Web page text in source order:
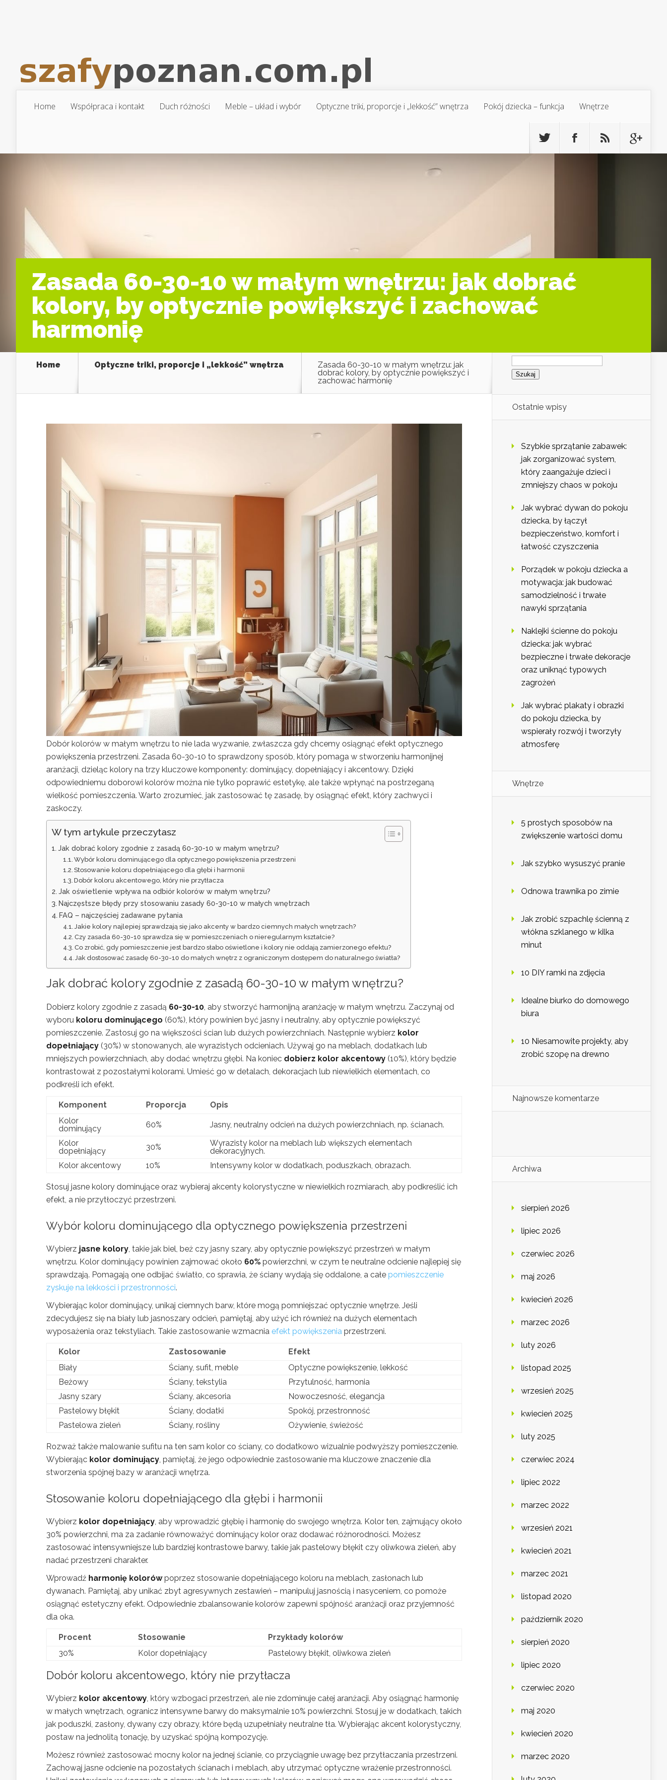
Home Współpraca i kontakt Duch różności Meble – układ i wybór Optyczne triki, proporcje i „lekkość” wnętrza Pokój dziecka – funkcja Wnętrze
Zasada 60-30-10 w małym wnętrzu: jak dobrać
kolory, by optycznie powiększyć i zachować
harmonię
Home Optyczne triki, proporcje i „lekkość” wnętrza
Zasada 60-30-10 w małym wnętrzu: jak
dobrać kolory, by optycznie powiększyć i
zachować harmonię
Dobór kolorów w małym wnętrzu to nie lada wyzwanie, zwłaszcza gdy chcemy osiągnąć efekt optycznego
powiększenia przestrzeni. Zasada 60-30-10 to sprawdzony sposób, który pomaga w stworzeniu harmonijnej
aranżacji, dzieląc kolory na trzy kluczowe komponenty: dominujący, dopełniający i akcentowy. Dzięki
odpowiedniemu doborowi kolorów można nie tylko poprawić estetykę, ale także wpłynąć na postrzeganą
wielkość pomieszczenia. Warto zrozumieć, jak zastosować tę zasadę, by osiągnąć efekt, który zachwyci i
zaskoczy.
W tym artykule przeczytasz
Jak dobrać kolory zgodnie z zasadą 60-30-10 w małym wnętrzu?
Wybór koloru dominującego dla optycznego powiększenia przestrzeni
Stosowanie koloru dopełniającego dla głębi i harmonii
Dobór koloru akcentowego, który nie przytłacza
Jak oświetlenie wpływa na odbiór kolorów w małym wnętrzu?
Najczęstsze błędy przy stosowaniu zasady 60-30-10 w małych wnętrzach
FAQ – najczęściej zadawane pytania
Jakie kolory najlepiej sprawdzają się jako akcenty w bardzo ciemnych małych wnętrzach?
Czy zasada 60-30-10 sprawdza się w pomieszczeniach o nieregularnym kształcie?
Co zrobić, gdy pomieszczenie jest bardzo słabo oświetlone i kolory nie oddają zamierzonego efektu?
Jak dostosować zasadę 60-30-10 do małych wnętrz z ograniczonym dostępem do naturalnego światła?
Jak dobrać kolory zgodnie z zasadą 60-30-10 w małym wnętrzu?
Dobierz kolory zgodnie z zasadą 60-30-10 , aby stworzyć harmonijną aranżację w małym wnętrzu. Zaczynaj od
wyboru koloru dominującego (60%), który powinien być jasny i neutralny, aby optycznie powiększyć
pomieszczenie. Zastosuj go na większości ścian lub dużych powierzchniach. Następnie wybierz kolor
dopełniający (30%) w stonowanych, ale wyrazistych odcieniach. Używaj go na meblach, dodatkach lub
mniejszych powierzchniach, aby dodać wnętrzu głębi. Na koniec dobierz kolor akcentowy (10%), który będzie
kontrastował z pozostałymi kolorami. Umieść go w detalach, dekoracjach lub niewielkich elementach, co
podkreśli ich efekt.
Komponent Proporcja
Opis
Kolor
dominujący
60%
Jasny, neutralny odcień na dużych powierzchniach, np. ścianach.
Kolor
dopełniający
30%
Wyrazisty kolor na meblach lub większych elementach
dekoracyjnych.
Kolor akcentowy
10% Intensywny kolor w dodatkach, poduszkach, obrazach.
Stosuj jasne kolory dominujące oraz wybieraj akcenty kolorystyczne w niewielkich rozmiarach, aby podkreślić ich
efekt, a nie przytłoczyć przestrzeni.
Wybór koloru dominującego dla optycznego powiększenia przestrzeni
Wybierz jasne kolory , takie jak biel, beż czy jasny szary, aby optycznie powiększyć przestrzeń w małym
wnętrzu. Kolor dominujący powinien zajmować około 60% powierzchni, w czym te neutralne odcienie najlepiej się
sprawdzają. Pomagają one odbijać światło, co sprawia, że ściany wydają się oddalone, a całe pomieszczenie
zyskuje na lekkości i przestronności.
Wybierając kolor dominujący, unikaj ciemnych barw, które mogą pomniejszać optycznie wnętrze. Jeśli
zdecydujesz się na biały lub jasnoszary odcień, pamiętaj, aby użyć ich również na dużych elementach
wyposażenia oraz tekstyliach. Takie zastosowanie wzmacnia efekt powiększenia przestrzeni.
Kolor Zastosowanie
Efekt
Biały
Ściany, sufit, meble
Optyczne powiększenie, lekkość
Beżowy
Ściany, tekstylia
Przytulność, harmonia
Jasny szary
Ściany, akcesoria
Nowoczesność, elegancja
Pastelowy błękit
Ściany, dodatki
Spokój, przestronność
Pastelowa zieleń
Ściany, rośliny Ożywienie, świeżość
Rozważ także malowanie sufitu na ten sam kolor co ściany, co dodatkowo wizualnie podwyższy pomieszczenie.
Wybierając kolor dominujący , pamiętaj, że jego odpowiednie zastosowanie ma kluczowe znaczenie dla
stworzenia spójnej bazy w aranżacji wnętrza.
Stosowanie koloru dopełniającego dla głębi i harmonii
Wybierz kolor dopełniający , aby wprowadzić głębię i harmonię do swojego wnętrza. Kolor ten, zajmujący około
30% powierzchni, ma za zadanie równoważyć dominujący kolor oraz dodawać różnorodności. Możesz
zastosować intensywniejsze lub bardziej kontrastowe barwy, takie jak pastelowy błękit czy oliwkowa zieleń, aby
nadać przestrzeni charakter.
Wprowadź harmonię kolorówpoprzez stosowanie dopełniającego koloru na meblach, zasłonach lub
dywanach. Pamiętaj, aby unikać zbyt agresywnych zestawień – manipuluj jasnością i nasyceniem, co pomoże
osiągnąć estetyczny efekt. Odpowiednie zbalansowanie kolorów zapewni spójność aranżacji oraz przyjemność
dla oka.
Procent Stosowanie
Przykłady kolorów
30%
Kolor dopełniający Pastelowy błękit, oliwkowa zieleń
Dobór koloru akcentowego, który nie przytłacza
Wybierz kolor akcentowy , który wzbogaci przestrzeń, ale nie zdominuje całej aranżacji. Aby osiągnąć harmonię
w małych wnętrzach, ogranicz intensywne barwy do maksymalnie 10% powierzchni. Stosuj je w dodatkach, takich
jak poduszki, zasłony, dywany czy obrazy, które będą uzupełniały neutralne tła. Wybierając akcent kolorystyczny,
postaw na jednolitą tonację, by uzyskać spójną kompozycję.
Możesz również zastosować mocny kolor na jednej ścianie, co przyciągnie uwagę bez przytłaczania przestrzeni.
Zachowaj jasne odcienie na pozostałych ścianach i meblach, aby utrzymać optyczne wrażenie przestronności.
Szukaj:
Ostatnie wpisy
Szybkie sprzątanie zabawek:
jak zorganizować system,
który zaangażuje dzieci i
zmniejszy chaos w pokoju
Jak wybrać dywan do pokoju
dziecka, by łączył
bezpieczeństwo, komfort i
łatwość czyszczenia
Porządek w pokoju dziecka a
motywacja: jak budować
samodzielność i trwałe
nawyki sprzątania
Naklejki ścienne do pokoju
dziecka: jak wybrać
bezpieczne i trwałe dekoracje
oraz uniknąć typowych
zagrożeń
Jak wybrać plakaty i obrazki
do pokoju dziecka, by
wspierały rozwój i tworzyły
atmosferę
Wnętrze
5 prostych sposobów na
zwiększenie wartości domu
Jak szybko wysuszyć pranie
Odnowa trawnika po zimie
Jak zrobić szpachlę ścienną z
włókna szklanego w kilka
minut
10 DIY ramki na zdjęcia
Idealne biurko do domowego
biura
10 Niesamowite projekty, aby
zrobić szopę na drewno
Najnowsze komentarze
Archiwa
sierpień 2026
lipiec 2026
czerwiec 2026
maj 2026
kwiecień 2026
marzec 2026
luty 2026
listopad 2025
wrzesień 2025
kwiecień 2025
luty 2025
czerwiec 2024
lipiec 2022
marzec 2022
wrzesień 2021
kwiecień 2021
marzec 2021
listopad 2020
październik 2020
sierpień 2020
lipiec 2020
czerwiec 2020
maj 2020
kwiecień 2020
marzec 2020